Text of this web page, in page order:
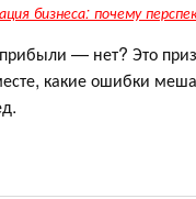
бизнеса: почему
— нет? Это
какие ошибки